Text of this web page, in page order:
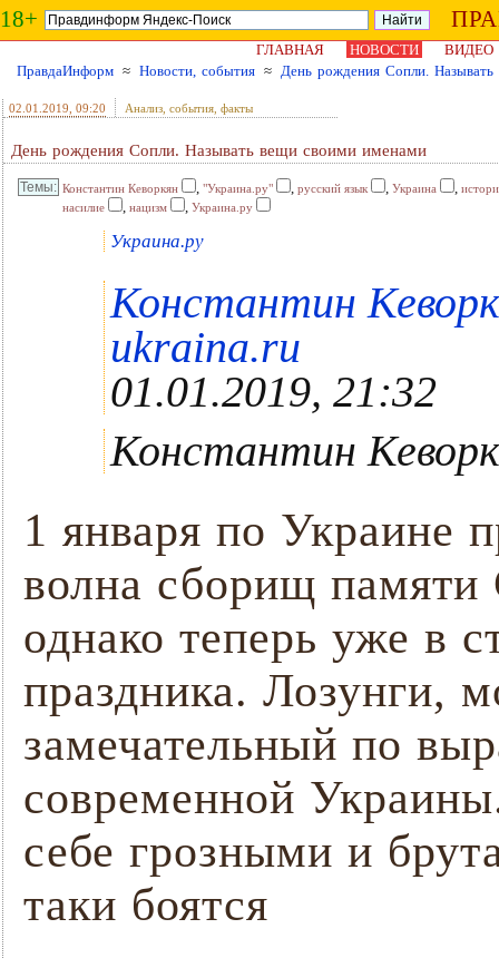
18+
ГЛАВНАЯ НОВОСТИ
ВИДЕО
ПравдаИнформ ≈ Новости, события ≈ День рождения Сопли.
02.01.2019 , 09:20 Анализ, события, факты
День рождения Сопли. Называть вещи своими именами
Константин Кеворкян , "Украина.ру" , русский язык , Украина ,
насилие
, нацизм , Украина.ру
Украина.ру
Константин
ukraina.ru
01.01.2019, 21:32
Константин
1 января по Украине
волна сборищ
однако теперь уже в
праздника.
замечательный по
современной
себе грозными и
таки боятся